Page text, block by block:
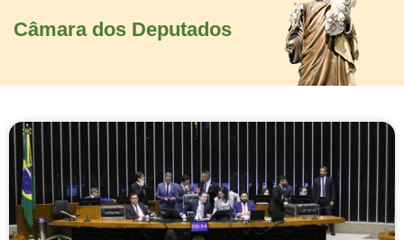
Câmara dos Deputados